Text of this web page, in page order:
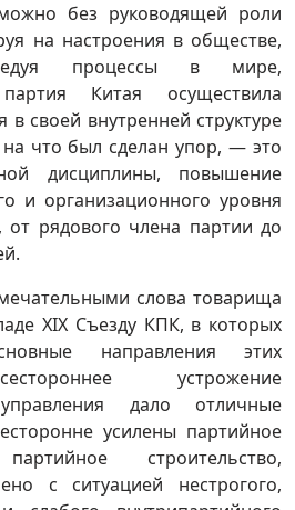
без руководящей роли
на настроения в обществе,
процессы в мире,
Китая осуществила
своей внутренней структуре
на что был сделан упор, — это
дисциплины, повышение
и организационного уровня
от рядового члена партии до
слова товарища
XIX Съезду КПК, в которых
направления этих
устрожение
дало отличные
усилены партийное
строительство,
с ситуацией нестрогого,